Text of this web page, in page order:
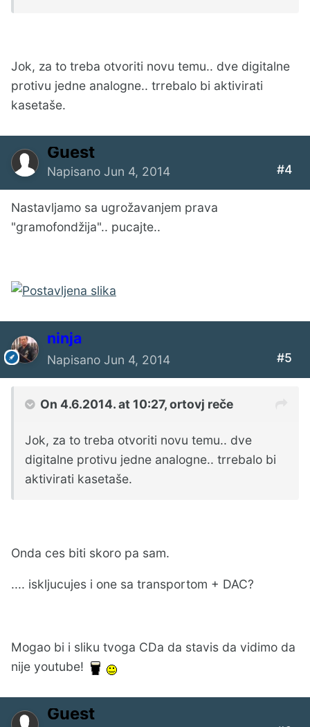
Jok, za to treba otvoriti novu temu.. dve digitalne
protivu jedne analogne.. trrebalo bi aktivirati
kasetaše.
Guest
Napisano Jun 4, 2014 #4
Nastavljamo sa ugrožavanjem prava
"gramofondžija".. pucajte..
ninja
Napisano Jun 4, 2014 #5
On 4.6.2014. at 10:27, ortovj reče
Jok, za to treba otvoriti novu temu.. dve
digitalne protivu jedne analogne.. trrebalo bi
aktivirati kasetaše.
Onda ces biti skoro pa sam.
.... iskljucujes i one sa transportom + DAC?
Mogao bi i sliku tvoga CDa da stavis da vidimo da
nije youtube!
Guest